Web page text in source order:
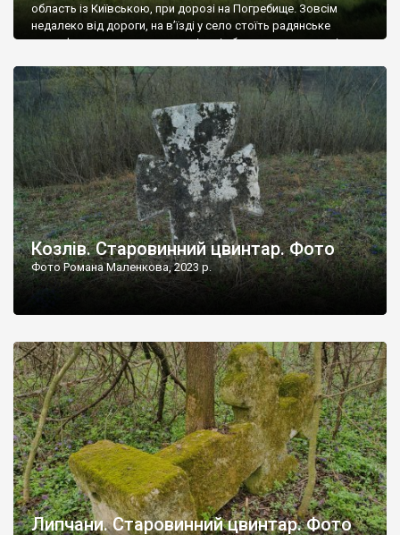
область із Київською, при дорозі на Погребище. Зовсім
недалеко від дороги, на в’їзді у село стоїть радянське
рельєфне пано, яке показує жінку і яблуню, а трохи далі, десь
не видно, але видно дві стареньких колії у траві – […]
Козлів. Старовинний цвинтар. Фото
Фото Романа Маленкова, 2023 р.
Липчани. Старовинний цвинтар. Фото